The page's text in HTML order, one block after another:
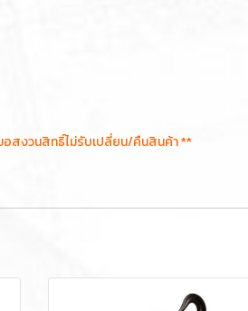
อสงวนสิทธิ์ไม่รับเปลี่ยน/คืนสินค้า **